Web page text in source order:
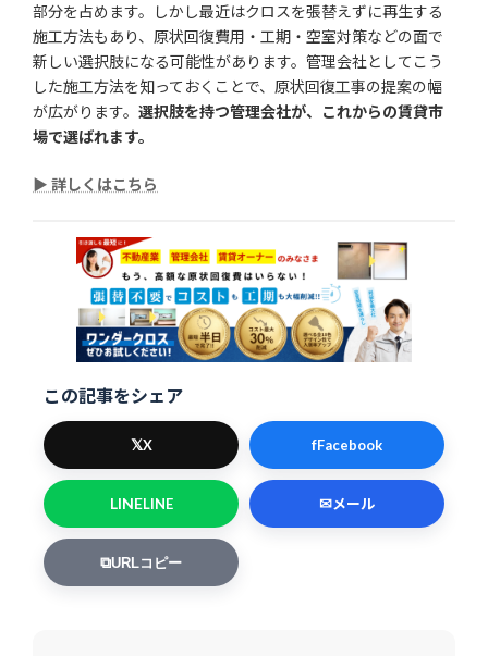
部分を占めます。しかし最近はクロスを張替えずに再生する
施工方法もあり、原状回復費用・工期・空室対策などの面で
新しい選択肢になる可能性があります。管理会社としてこう
した施工方法を知っておくことで、原状回復工事の提案の幅
が広がります。 選択肢を持つ管理会社が、これからの賃貸市
場で選ばれます。
▶ 詳しくはこちら
この記事をシェア
𝕏X fFacebook
LINELINE ✉メール
⧉URLコピー